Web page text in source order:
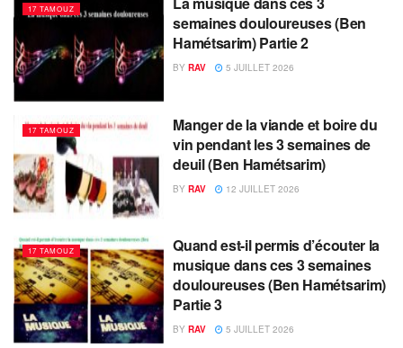
17 TAMOUZ
semaines douloureuses (Ben
Hamétsarim) Partie 2
BY RAV 5 JUILLET 2026
17 TAMOUZ
Manger de la viande et boire du
vin pendant les 3 semaines de
deuil (Ben Hamétsarim)
BY RAV 12 JUILLET 2026
17 TAMOUZ
Quand est-il permis d’écouter la
musique dans ces 3 semaines
douloureuses (Ben Hamétsarim)
Partie 3
BY RAV 5 JUILLET 2026